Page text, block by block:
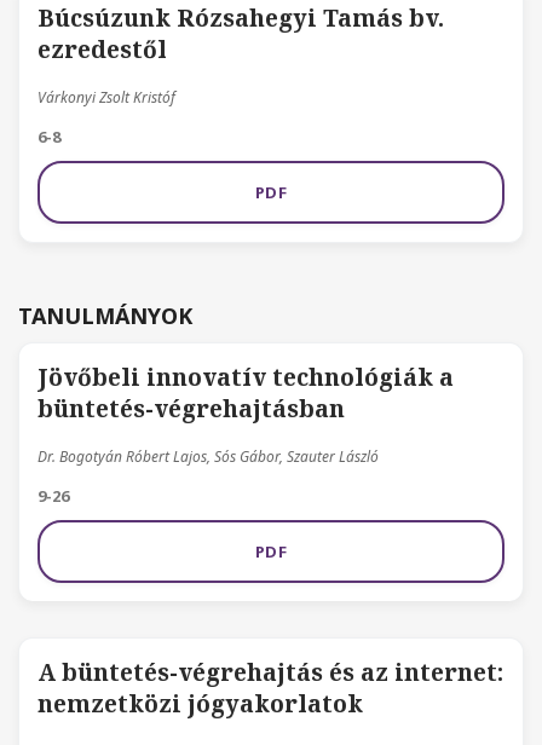
Búcsúzunk Rózsahegyi Tamás bv.
ezredestől
Várkonyi Zsolt Kristóf
6-8
PDF
TANULMÁNYOK
Jövőbeli innovatív technológiák a
büntetés-végrehajtásban
Dr. Bogotyán Róbert Lajos, Sós Gábor, Szauter László
9-26
PDF
A büntetés-végrehajtás és az internet:
nemzetközi jógyakorlatok